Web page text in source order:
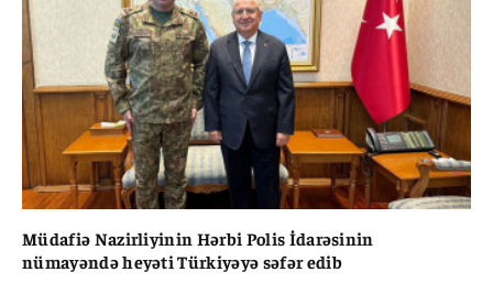
Müdafiə Nazirliyinin Hərbi Polis İdarəsinin
nümayəndə heyəti Türkiyəyə səfər edib